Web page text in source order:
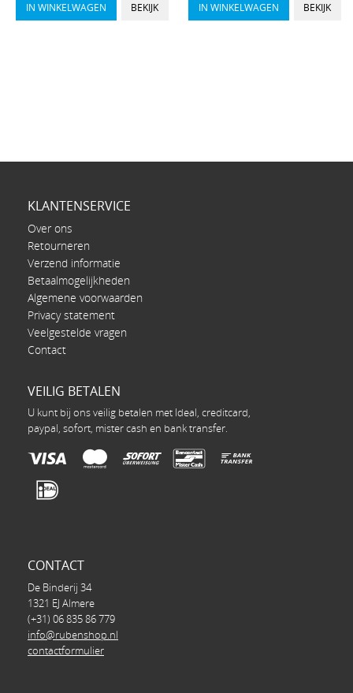
IN WINKELWAGEN BEKIJK IN WINKELWAGEN BEKIJK
KLANTENSERVICE
Over ons
Retourneren
Verzend informatie
Betaalmogelijkheden
Algemene voorwaarden
Privacy statement
Veelgestelde vragen
Contact
VEILIG BETALEN
U kunt bij ons veilig betalen met Ideal, creditcard,
paypal, sofort, mister cash en bank transfer.
CONTACT
De Binderij 34
1321 EJ Almere
(+31) 06 835 86 779
info@rubenshop.nl
contactformulier